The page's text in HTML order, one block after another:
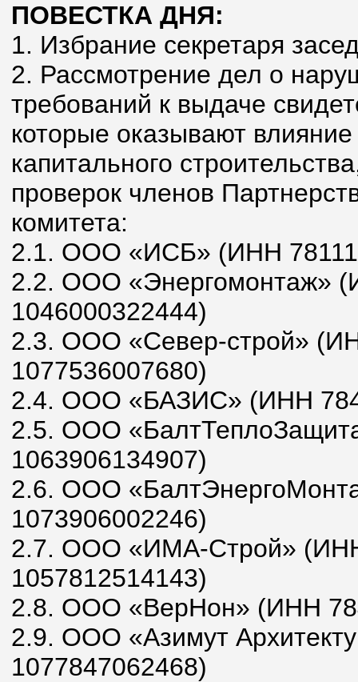
ПОВЕСТКА ДНЯ:
1. Избрание секретаря
2. Рассмотрение дел о
требований к выдаче
которые оказывают
капитального
проверок членов
комитета:
2.1. ООО «ИСБ» (ИНН
2.2. ООО «Энергомонтаж»
1046000322444)
2.3. ООО «Север-строй»
1077536007680)
2.4. ООО «БАЗИС» (ИНН
2.5. ООО
1063906134907)
2.6. ООО
1073906002246)
2.7. ООО «ИМА-Строй»
1057812514143)
2.8. ООО «ВерНон» (ИНН
2.9. ООО «Азимут
1077847062468)